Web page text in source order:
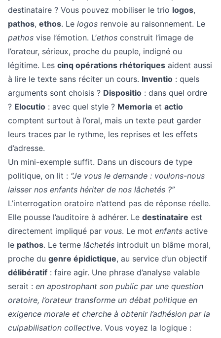
destinataire ? Vous pouvez mobiliser le trio logos,
pathos, ethos. Le logos renvoie au raisonnement. Le
pathos vise l’émotion. L’ethos construit l’image de
l’orateur, sérieux, proche du peuple, indigné ou
légitime. Les cinq opérations rhétoriques aident aussi
à lire le texte sans réciter un cours. Inventio : quels
arguments sont choisis ? Dispositio : dans quel ordre
? Elocutio : avec quel style ? Memoria et actio
comptent surtout à l’oral, mais un texte peut garder
leurs traces par le rythme, les reprises et les effets
d’adresse.
Un mini-exemple suffit. Dans un discours de type
politique, on lit : “Je vous le demande : voulons-nous
laisser nos enfants hériter de nos lâchetés ?”
L’interrogation oratoire n’attend pas de réponse réelle.
Elle pousse l’auditoire à adhérer. Le destinataire est
directement impliqué par vous. Le mot enfants active
le pathos. Le terme lâchetés introduit un blâme moral,
proche du genre épidictique, au service d’un objectif
délibératif : faire agir. Une phrase d’analyse valable
serait : en apostrophant son public par une question
oratoire, l’orateur transforme un débat politique en
exigence morale et cherche à obtenir l’adhésion par la
culpabilisation collective. Vous voyez la logique :